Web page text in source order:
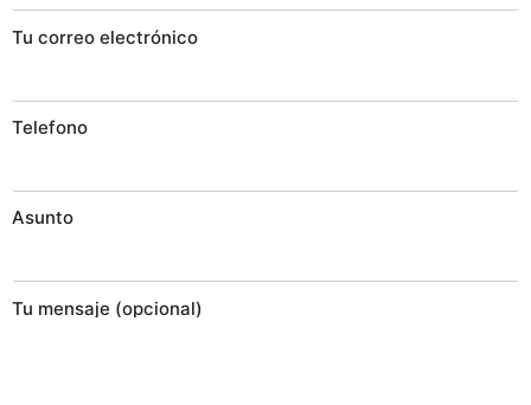
Tu correo electrónico
Telefono
Asunto
Tu mensaje (opcional)